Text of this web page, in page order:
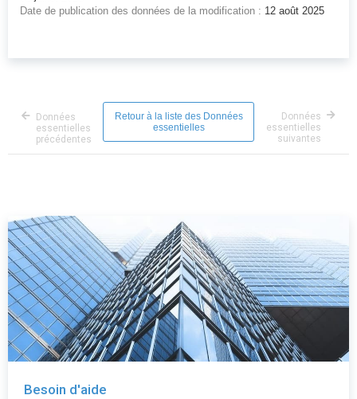
Date de publication des données de la modification : 12 août 2025
Données
essentielles
précédentes
Retour à la liste des Données
essentielles
Données
essentielles
suivantes
Besoin d'aide